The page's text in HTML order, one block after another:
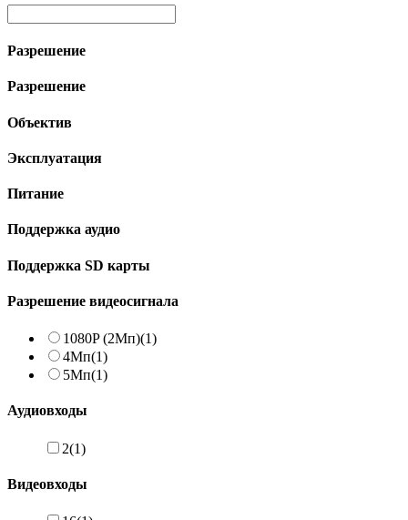
Разрешение
Разрешение
Объектив
Эксплуатация
Питание
Поддержка аудио
Поддержка SD карты
Разрешение видеосигнала
1080P (2Мп)(1)
4Мп(1)
5Мп(1)
Аудиовходы
2(1)
Видеовходы